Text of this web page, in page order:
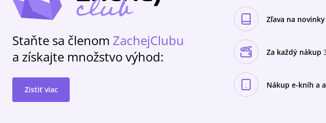
Staňte sa členom ZachejClubu
a získajte množstvo výhod:
Zistiť viac
Zľava na novinky
Za každý nákup
Nákup e-kníh a